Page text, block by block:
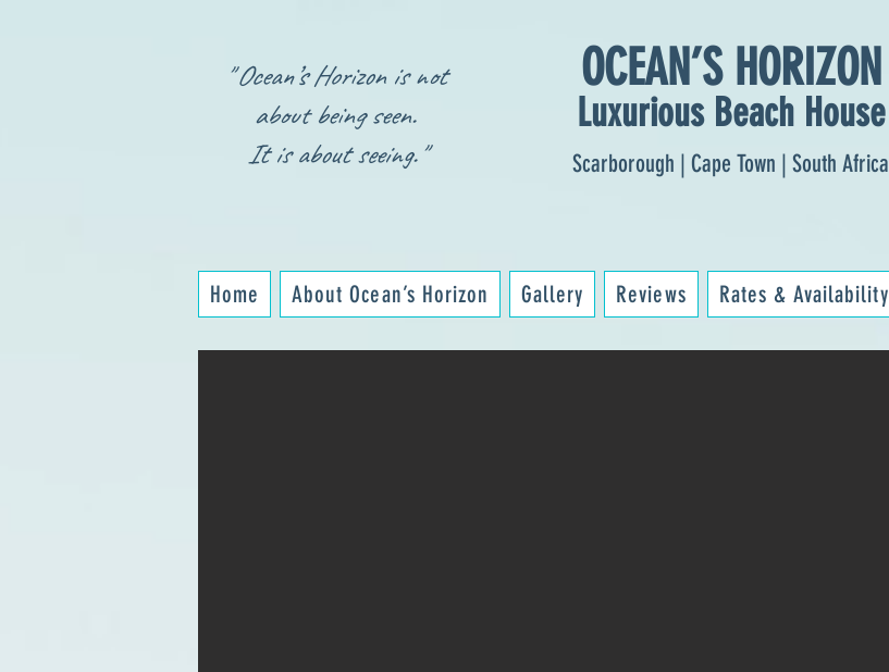
OCEAN’S HORIZON
Luxurious Beach House
" Ocean’s Horizon is not
about being seen.
It is about seeing."
Scarborough | Cape Town | South Africa
Home About Ocean’s Horizon Gallery Reviews Rates & Availability